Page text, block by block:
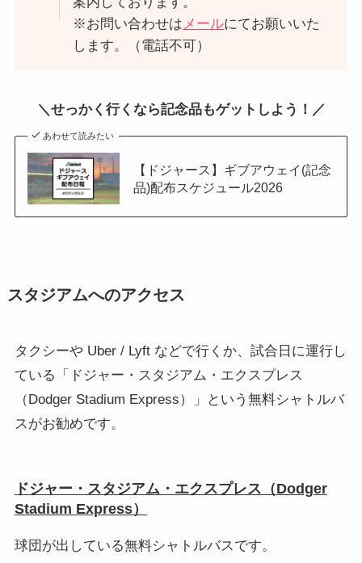
※お問い合わせはメールにてお願いいた
します。（電話不可）
＼せっかく行くなら記念品もゲットしよう！／
あわせて読みたい
【ドジャース】ギブアウェイ(記念
品)配布スケジュール2026
スタジアムへのアクセス
タクシーや Uber / Lyft などで行くか、試合日に運行し
ている「ドジャー・スタジアム・エクスプレス
（Dodger Stadium Express）」という無料シャトルバ
スがお勧めです。
ドジャー・スタジアム・エクスプレス （Dodger
Stadium Express）
球団が出している無料シャトルバスです。